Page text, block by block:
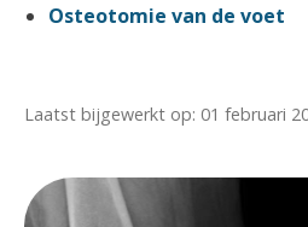
Osteotomie van de voet
Laatst bijgewerkt op: 01 februari